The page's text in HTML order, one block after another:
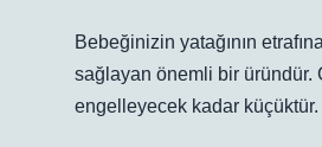
Bebeğinizin yatağının
sağlayan önemli bir üründür.
engelleyecek kadar küçüktür.